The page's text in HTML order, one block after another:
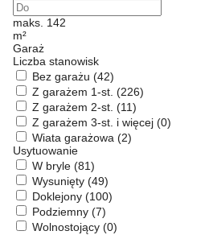
maks. 142
m²
Garaż
Liczba stanowisk
Bez garażu (42)
Z garażem 1-st. (226)
Z garażem 2-st. (11)
Z garażem 3-st. i więcej (0)
Wiata garażowa (2)
Usytuowanie
W bryle (81)
Wysunięty (49)
Doklejony (100)
Podziemny (7)
Wolnostojący (0)